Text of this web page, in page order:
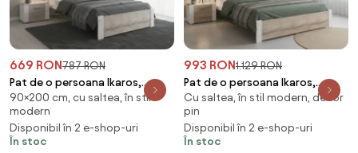
669 RON787 RON
Pat de o persoana Ikaros,
alb/stejar sonoma 90x200 cm
Saltele: Cu saltele Deluxe 10
cm, Somiera pat: Cu lamele
curbate
90×200 cm, cu saltea, în stil
modern
Disponibil în 2 e-shop-uri
În stoc
993 RON1.129 RON
Pat de o persoana Ikaros,
alb/stejar sonoma 120 x 200 cm
Saltele: Cu saltele Sommera 18
cm, Somiera pat: Fara somiera
Cu saltea, în stil modern, decor
pin
Disponibil în 2 e-shop-uri
În stoc